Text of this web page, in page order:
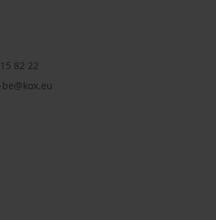
82 22